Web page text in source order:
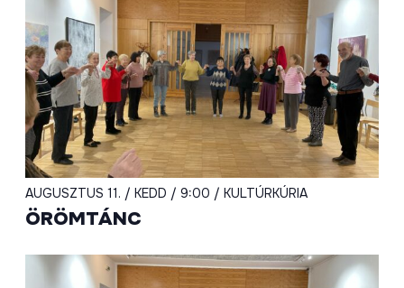
AUGUSZTUS 11. / KEDD / 9:00 / KULTÚRKÚRIA
ÖRÖMTÁNC